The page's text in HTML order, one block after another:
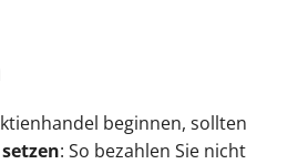
beginnen, sollten
: So bezahlen Sie nicht